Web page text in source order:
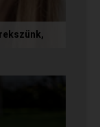
eldőlt